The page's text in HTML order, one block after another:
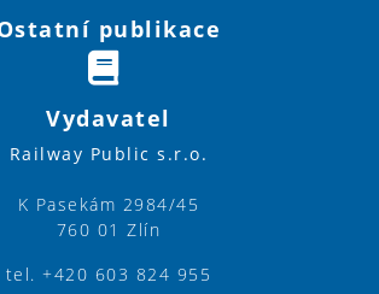
publikace
Vydavatel
Railway Public s.r.o.
K Pasekám 2984/45
760 01 Zlín
tel. +420 603 824 955